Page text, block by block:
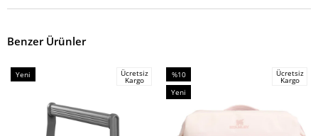
Benzer Ürünler
Yeni
Ücretsiz
Kargo
%10
İndirim
Yeni
Ücretsiz
Kargo